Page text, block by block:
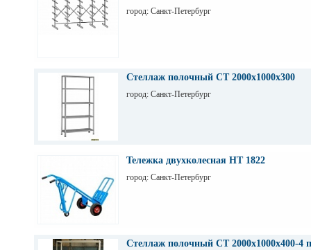
город: Санкт-Петербург
Стеллаж полочный СТ 2000х1000х300
город: Санкт-Петербург
Тележка двухколесная НТ 1822
город: Санкт-Петербург
Стеллаж полочный СТ 2000х1000х400-4